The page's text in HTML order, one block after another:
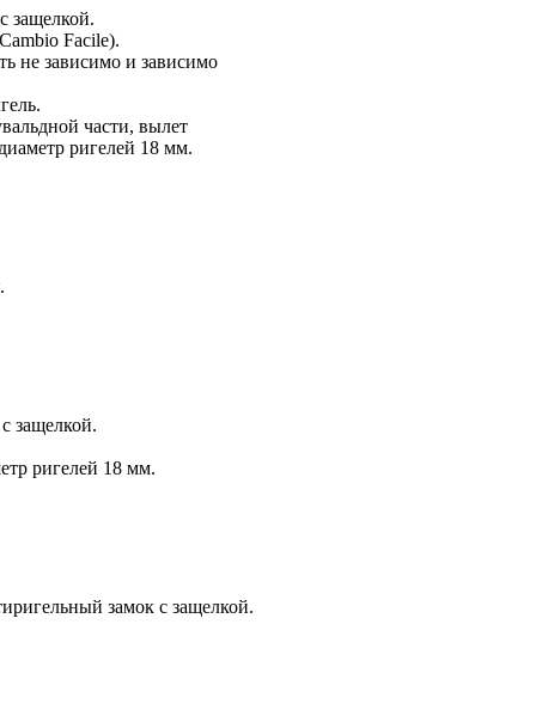
защелкой.
Facile).
не зависимо и зависимо
части, вылет
ригелей 18 мм.
защелкой.
ригелей 18 мм.
замок с защелкой.